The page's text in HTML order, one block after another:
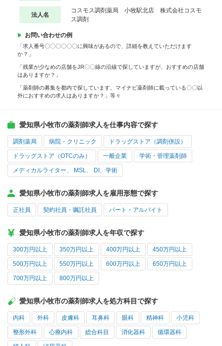
法人名
コスモス調剤薬局 小牧駅北店 株式会社コスモ
ス調剤
お問い合わせの例
「求人番号〇〇〇〇〇〇に興味があるので、詳細を教えていただけます
か？」
「残業が少なめの店舗をJR〇〇線の沿線で探していますが、おすすめの店舗
はありますか？」
「薬剤師の募集を都内で探しています。マイナビ薬剤師に載っている〇〇以
外におすすめの求人はありますか？」等々
愛知県小牧市の薬剤師求人を仕事内容で探す
調剤薬局 病院・クリニック ドラッグストア（調剤併設）
ドラッグストア（OTCのみ） 一般企業 学術・管理薬剤師
メディカルライター、 MSL、 DI、学術
愛知県小牧市の薬剤師求人を雇用形態で探す
正社員 契約社員・嘱託社員 パート・アルバイト
愛知県小牧市の薬剤師求人を年収で探す
300万円以上 350万円以上 400万円以上 450万円以上
500万円以上 550万円以上 600万円以上 650万円以上
700万円以上 800万円以上
愛知県小牧市の薬剤師求人を処方科目で探す
内科 外科 皮膚科 耳鼻科 眼科 精神科 小児科
整形外科 心療内科 総合科目 消化器科 循環器科